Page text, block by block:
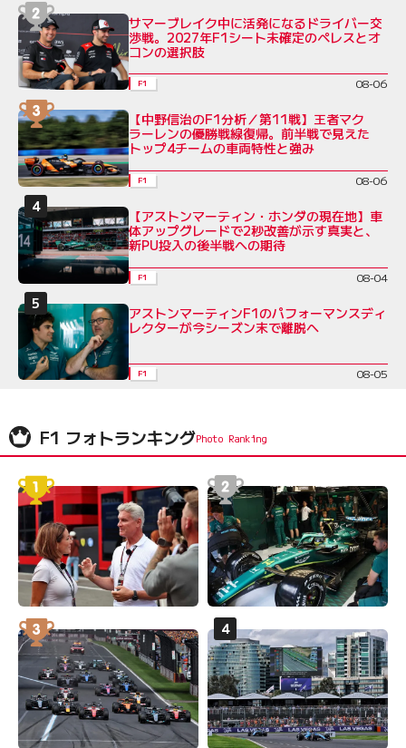
サマーブレイク中に活発になるドライバー交
渉戦。2027年F1シート未確定のペレスとオ
コンの選択肢
F1 08-06
【中野信治のF1分析／第11戦】王者マク
ラーレンの優勝戦線復帰。前半戦で見えた
トップ4チームの車両特性と強み
F1 08-06
【アストンマーティン・ホンダの現在地】車
体アップグレードで2秒改善が示す真実と、
新PU投入の後半戦への期待
F1 08-04
アストンマーティンF1のパフォーマンスディ
レクターが今シーズン末で離脱へ
F1 08-05
F1 フォトランキング